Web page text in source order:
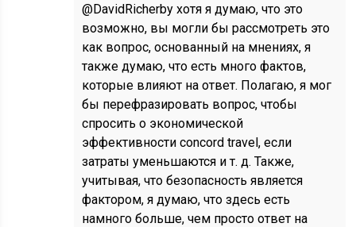
@DavidRicherby хотя я думаю, что это
возможно, вы могли бы рассмотреть это
как вопрос, основанный на мнениях, я
также думаю, что есть много фактов,
которые влияют на ответ. Полагаю, я мог
бы перефразировать вопрос, чтобы
спросить о экономической
эффективности concord travel, если
затраты уменьшаются и т. д. Также,
учитывая, что безопасность является
фактором, я думаю, что здесь есть
намного больше, чем просто ответ на